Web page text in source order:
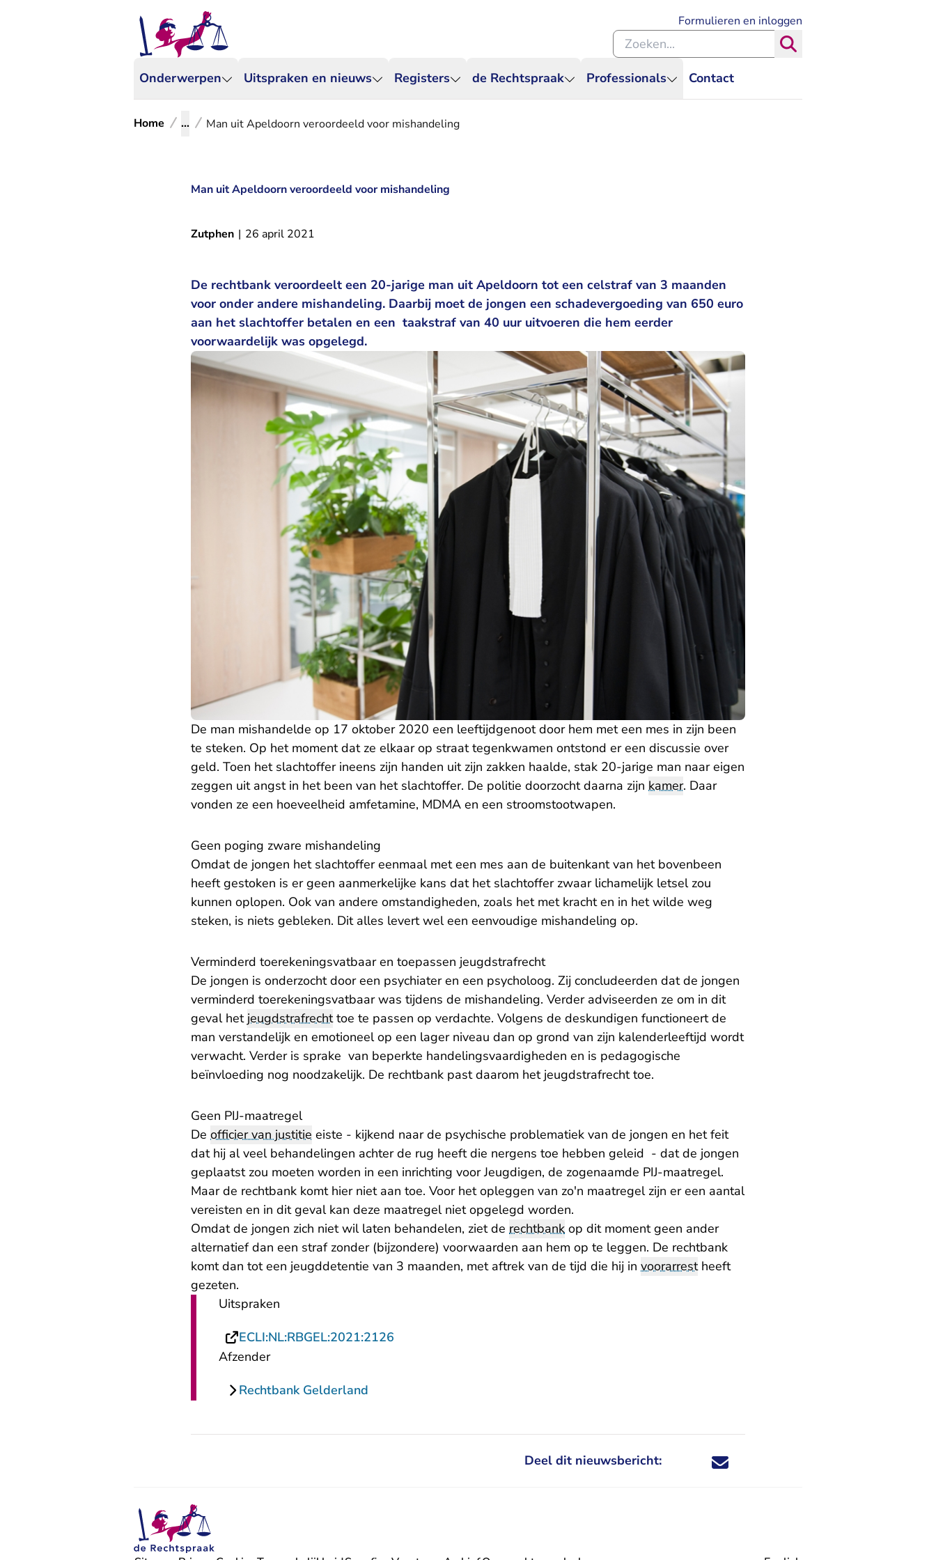
Onderwerpen Uitspraken en nieuws Registers de Rechtspraak Professionals Contact
Formulieren en inloggen
Zoeken binnen de Rechtspraak
Home ... Man uit Apeldoorn veroordeeld voor mishandeling
Man uit Apeldoorn veroordeeld voor mishandeling
Zutphen | 26 april 2021
De rechtbank veroordeelt een 20-jarige man uit Apeldoorn tot een celstraf van 3 maanden
voor onder andere mishandeling. Daarbij moet de jongen een schadevergoeding van 650 euro
aan het slachtoffer betalen en een taakstraf van 40 uur uitvoeren die hem eerder
voorwaardelijk was opgelegd.
De man mishandelde op 17 oktober 2020 een leeftijdgenoot door hem met een mes in zijn been
te steken. Op het moment dat ze elkaar op straat tegenkwamen ontstond er een discussie over
geld. Toen het slachtoffer ineens zijn handen uit zijn zakken haalde, stak 20-jarige man naar eigen
zeggen uit angst in het been van het slachtoffer. De politie doorzocht daarna zijn kamer. Daar
vonden ze een hoeveelheid amfetamine, MDMA en een stroomstootwapen.
Geen poging zware mishandeling
Omdat de jongen het slachtoffer eenmaal met een mes aan de buitenkant van het bovenbeen
heeft gestoken is er geen aanmerkelijke kans dat het slachtoffer zwaar lichamelijk letsel zou
kunnen oplopen. Ook van andere omstandigheden, zoals het met kracht en in het wilde weg
steken, is niets gebleken. Dit alles levert wel een eenvoudige mishandeling op.
Verminderd toerekeningsvatbaar en toepassen jeugdstrafrecht
De jongen is onderzocht door een psychiater en een psycholoog. Zij concludeerden dat de jongen
verminderd toerekeningsvatbaar was tijdens de mishandeling. Verder adviseerden ze om in dit
geval het jeugdstrafrechttoe te passen op verdachte. Volgens de deskundigen functioneert de
man verstandelijk en emotioneel op een lager niveau dan op grond van zijn kalenderleeftijd wordt
verwacht. Verder is sprake van beperkte handelingsvaardigheden en is pedagogische
beïnvloeding nog noodzakelijk. De rechtbank past daarom het jeugdstrafrecht toe.
Geen PIJ-maatregel
De officier van justitie eiste - kijkend naar de psychische problematiek van de jongen en het feit
dat hij al veel behandelingen achter de rug heeft die nergens toe hebben geleid - dat de jongen
geplaatst zou moeten worden in een inrichting voor Jeugdigen, de zogenaamde PIJ-maatregel.
Maar de rechtbank komt hier niet aan toe. Voor het opleggen van zo'n maatregel zijn er een aantal
vereisten en in dit geval kan deze maatregel niet opgelegd worden.
Omdat de jongen zich niet wil laten behandelen, ziet de rechtbank op dit moment geen ander
alternatief dan een straf zonder (bijzondere) voorwaarden aan hem op te leggen. De rechtbank
komt dan tot een jeugddetentie van 3 maanden, met aftrek van de tijd die hij in voorarrestheeft
gezeten.
Uitspraken
ECLI:NL:RBGEL:2021:2126
Afzender
Rechtbank Gelderland
Deel dit nieuwsbericht: Deel dit nieuwsbericht via X - U verlaat
Deel dit nieuwsbericht via Facebook - U
Deel dit nieuwsbericht via e-mail
Deel dit nieuwsbericht via LinkedIn - U